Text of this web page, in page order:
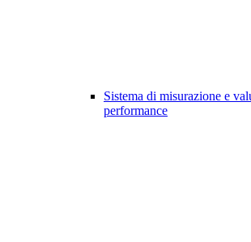
Sistema di misurazione e
performance